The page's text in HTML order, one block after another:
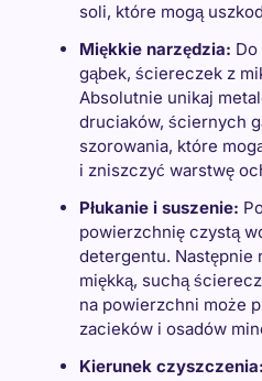
soli, które mogą
Miękkie narzędzia:
gąbek, ściereczek z
Absolutnie unikaj
druciaków, ściernych
szorowania, które
i zniszczyć warstwę
Płukanie i suszenie:
powierzchnię czystą
detergentu. Następnie
miękką, suchą
na powierzchni może
zacieków i osadów
Kierunek czyszczenia: